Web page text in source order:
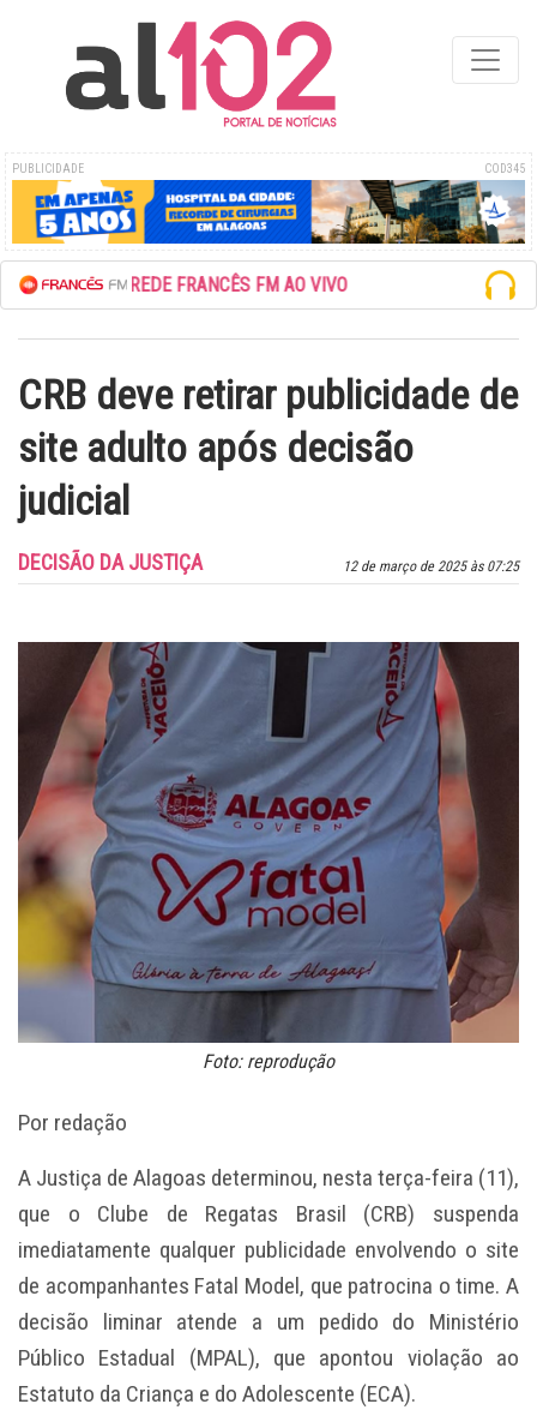
PUBLICIDADE COD345
ESCUTE A REDE FRANCÊS FM AO VIVO
CRB deve retirar publicidade de
site adulto após decisão
judicial
12 de março de 2025 às 07:25
DECISÃO DA JUSTIÇA
Foto: reprodução
Por redação
A Justiça de Alagoas determinou, nesta terça-feira (11),
que o Clube de Regatas Brasil (CRB) suspenda
imediatamente qualquer publicidade envolvendo o site
de acompanhantes Fatal Model, que patrocina o time. A
decisão liminar atende a um pedido do Ministério
Público Estadual (MPAL), que apontou violação ao
Estatuto da Criança e do Adolescente (ECA).